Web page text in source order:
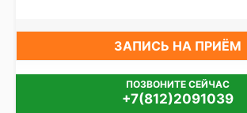
ЗАПИСЬ НА ПРИЁМ
ПОЗВОНИТЕ СЕЙЧАС
+7(812)2091039